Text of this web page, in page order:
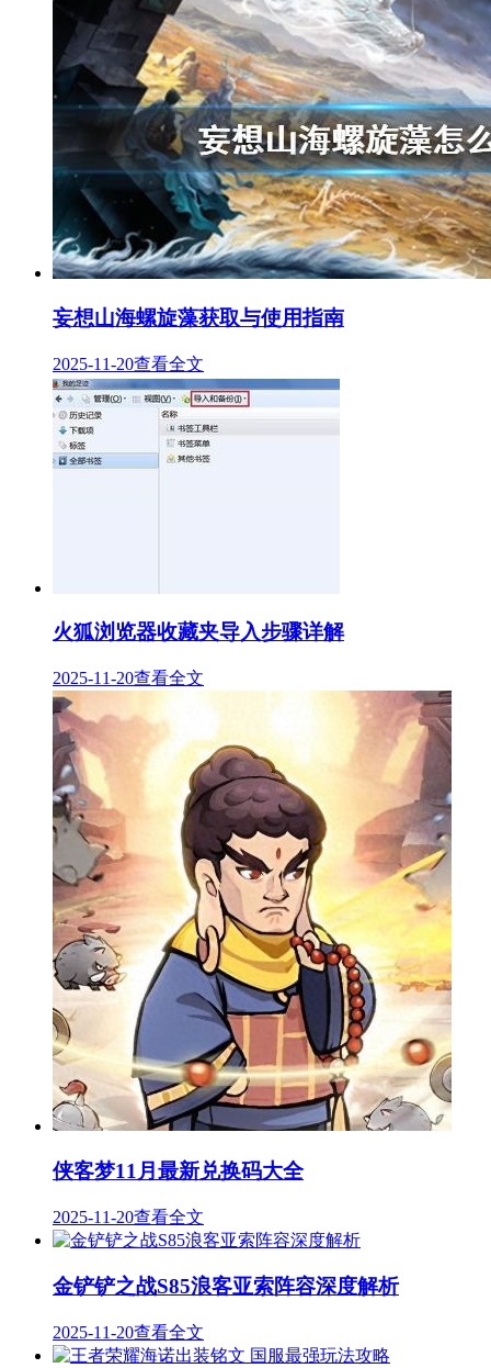
妄想山海螺旋藻获取与使用指南
2025-11-20查看全文
火狐浏览器收藏夹导入步骤详解
2025-11-20查看全文
侠客梦11月最新兑换码大全
2025-11-20查看全文
金铲铲之战S85浪客亚索阵容深度解析
2025-11-20查看全文